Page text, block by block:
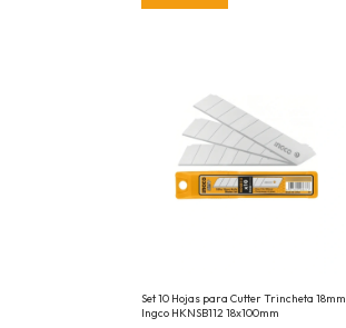
Set 10 Hojas para Cutter Trincheta 18mm
Ingco HKNSB112 18x100mm